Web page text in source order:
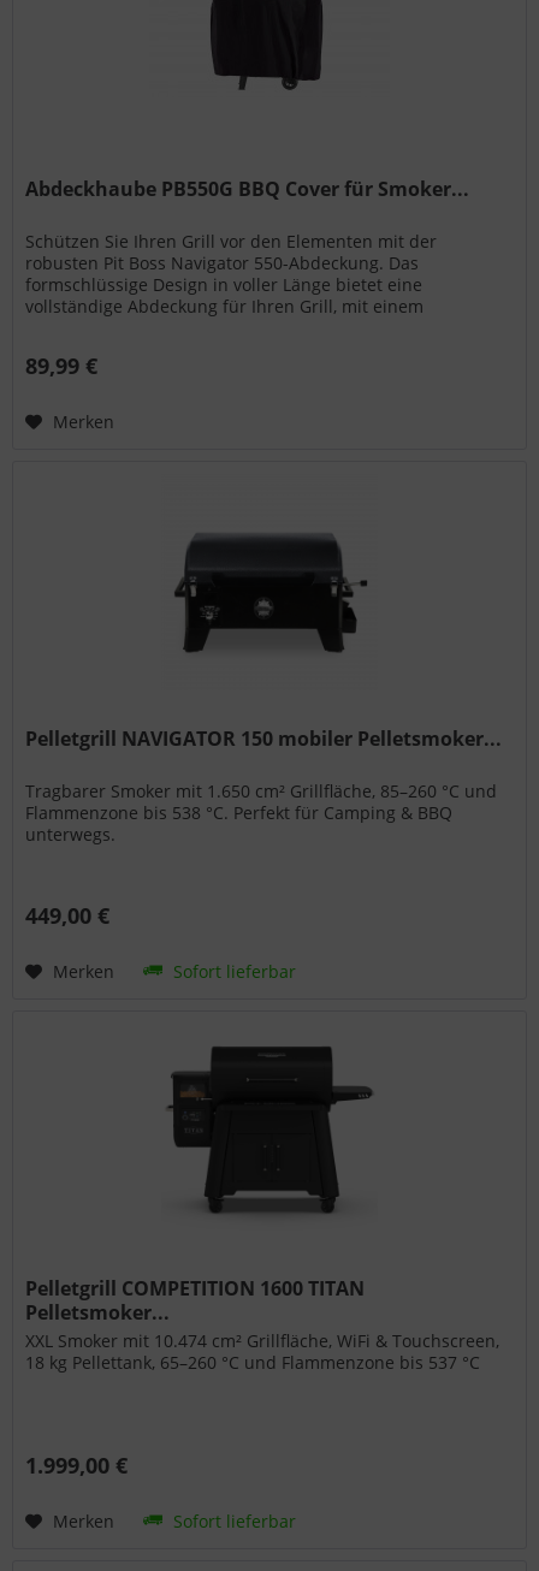
Abdeckhaube PB550G BBQ Cover für Smoker...
Schützen Sie Ihren Grill vor den Elementen mit der
robusten Pit Boss Navigator 550-Abdeckung. Das
formschlüssige Design in voller Länge bietet eine
vollständige Abdeckung für Ihren Grill, mit einem
89,99 €
Merken
Pelletgrill NAVIGATOR 150 mobiler Pelletsmoker...
Tragbarer Smoker mit 1.650 cm² Grillfläche, 85–260 °C und
Flammenzone bis 538 °C. Perfekt für Camping & BBQ
unterwegs.
449,00 €
Merken Sofort lieferbar
Pelletgrill COMPETITION 1600 TITAN
Pelletsmoker...
XXL Smoker mit 10.474 cm² Grillfläche, WiFi & Touchscreen,
18 kg Pellettank, 65–260 °C und Flammenzone bis 537 °C
1.999,00 €
Merken Sofort lieferbar